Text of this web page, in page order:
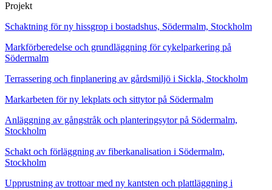
Projekt
Schaktning för ny hissgrop i bostadshus, Södermalm, Stockholm
Markförberedelse och grundläggning för cykelparkering på
Södermalm
Terrassering och finplanering av gårdsmiljö i Sickla, Stockholm
Markarbeten för ny lekplats och sittytor på Södermalm
Anläggning av gångstråk och planteringsytor på Södermalm,
Stockholm
Schakt och förläggning av fiberkanalisation i Södermalm,
Stockholm
Upprustning av trottoar med ny kantsten och plattläggning i